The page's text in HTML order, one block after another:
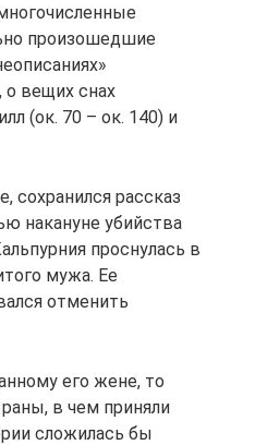
произошедшие
о вещих снах
(ок. 70 – ок. 140) и
сохранился рассказ
накануне убийства
проснулась в
мужа. Ее
отменить
его жене, то
в чем приняли
сложилась бы